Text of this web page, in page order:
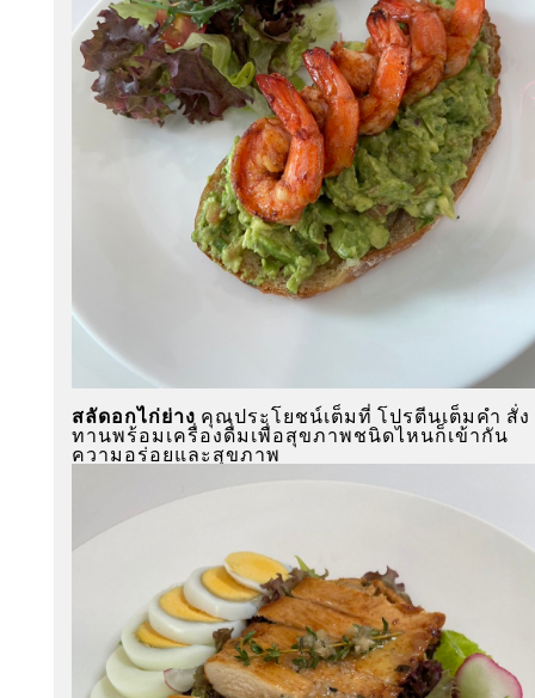
สลัดอกไก่ย่าง คุณประโยชน์เต็มที่ โปรตีนเต็มคำ สั่ง
ทานพร้อมเครื่องดื่มเพื่อสุขภาพชนิดไหนก็เข้ากัน
ความอร่อยและสุขภาพ